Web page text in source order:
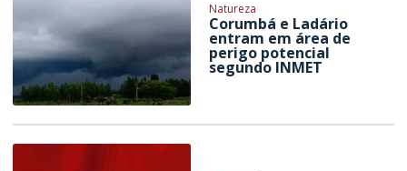
Natureza
Corumbá e Ladário
entram em área de
perigo potencial
segundo INMET